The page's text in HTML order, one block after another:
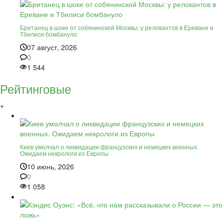
Британец в шоке от собянинской Москвы: у релокантов в Ереване и
Тбилиси бомбануло
07 август, 2026
0
1 544
Рейтинговые
+
Киев умолчал о ликвидации французских и немецких военных.
Ожидаем некрологи из Европы
10 июнь, 2026
0
1 058